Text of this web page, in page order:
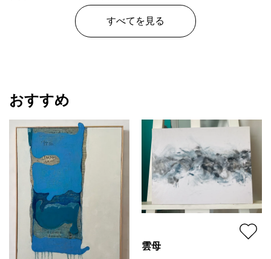
¥ 24,000
価格
すべてを見る
おすすめ
雲母